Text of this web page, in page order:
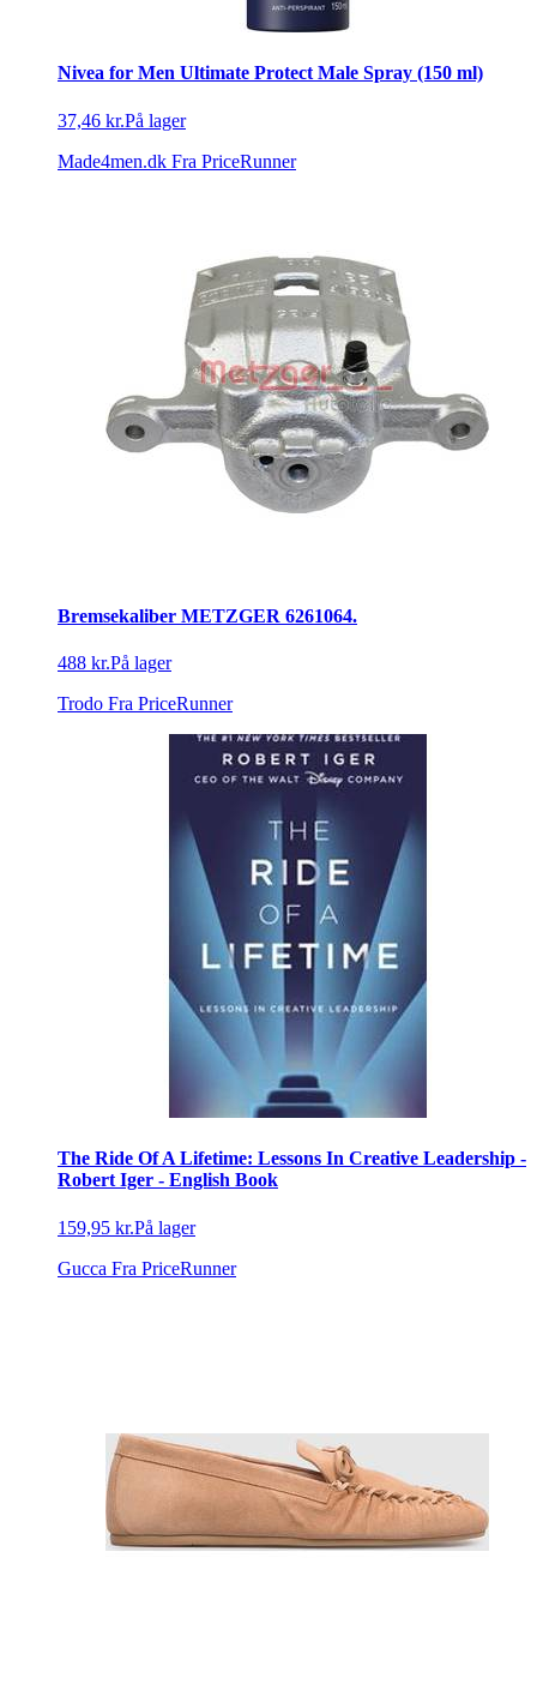
Nivea for Men Ultimate Protect Male Spray (150 ml)
37,46 kr.På lager
Made4men.dk Fra PriceRunner
Bremsekaliber METZGER 6261064.
488 kr.På lager
Trodo Fra PriceRunner
The Ride Of A Lifetime: Lessons In Creative Leadership -
Robert Iger - English Book
159,95 kr.På lager
Gucca Fra PriceRunner